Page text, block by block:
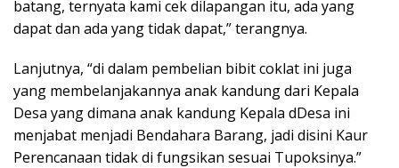
batang, ternyata kami cek dilapangan itu, ada yang
dapat dan ada yang tidak dapat,” terangnya.
Lanjutnya, “di dalam pembelian bibit coklat ini juga
yang membelanjakannya anak kandung dari Kepala
Desa yang dimana anak kandung Kepala dDesa ini
menjabat menjadi Bendahara Barang, jadi disini Kaur
Perencanaan tidak di fungsikan sesuai Tupoksinya.”